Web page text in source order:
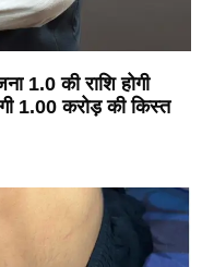
1.0 की राशि होगी
1.00 करोड़ की किस्त